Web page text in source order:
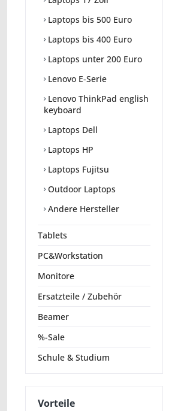
Laptops bis 500 Euro
Laptops bis 400 Euro
Laptops unter 200 Euro
Lenovo E-Serie
Lenovo ThinkPad english
keyboard
Laptops Dell
Laptops HP
Laptops Fujitsu
Outdoor Laptops
Andere Hersteller
Tablets
PC&Workstation
Monitore
Ersatzteile / Zubehör
Beamer
%-Sale
Schule & Studium
Vorteile